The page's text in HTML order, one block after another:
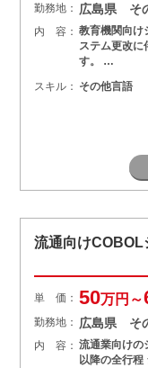
勤務地： 広島県 そ
内 容： 教育機関向け
ステム更改に
す。 …
スキル： その他言語
流通向けCOBOL
単 価： 50万円～
勤務地： 広島県 そ
内 容： 流通業向けの
以降の全行